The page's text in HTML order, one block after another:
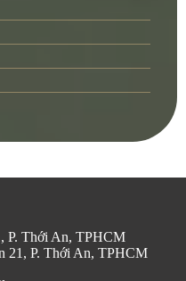
P. Thới An, TPHCM
21, P. Thới An, TPHCM